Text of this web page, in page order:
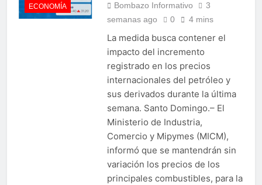
Centroamericanos y del
Caribe 2026
Director de la Caasd
supervisa los trabajos de
construcción del Caoba
Park
3 Días Ago
Luchador profesional Carlos
“Yankee” Cabrera, denuncia
presunta negligencia médica
tras la muerte de su madre
5 Días Ago
Don Omar anuncia su
regreso al Festival
Presidente
Alejandro Fernández W.
termina gestión en la
Superintendencia de
Bancos
6 Días Ago
ECONOMÍA Bombazo Informativo
3
semanas ago
0 4 mins
La medida busca contener el
impacto del incremento
registrado en los precios
internacionales del petróleo y
sus derivados durante la última
semana. Santo Domingo.– El
Ministerio de Industria,
Comercio y Mipymes (MICM),
informó que se mantendrán sin
variación los precios de los
principales combustibles, para la